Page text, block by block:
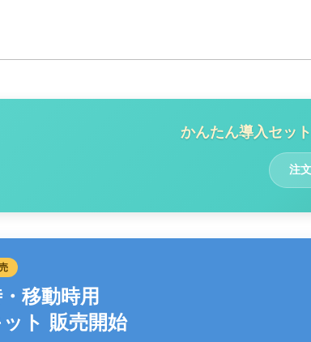
かんたん導入セッ
注
移動時用
ト 販売開始